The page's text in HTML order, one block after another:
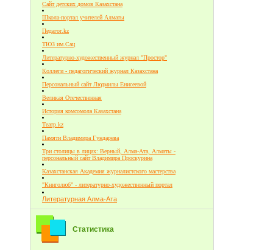
Сайт детских домов Казахстана
Школа-портал учителей Алматы
Педагог.kz
ТЮЗ им.Сац
Литературно-художественный журнал "Простор"
Коллеги - педагогический журнал Казахстана
Персональный сайт Людмилы Енисеевой
Великая Отечественная
История комсомола Казахстана
Театр.kz
Памяти Владимира Гундарева
Три столицы в лицах: Верный, Алма-Ата, Алматы -
персональный сайт Владимира Проскурина
Казахстанская Академия журналистского мастерства
"Книголюб" - литературно-художественный портал
Литературная Алма-Ата
Статистика